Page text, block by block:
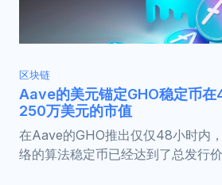
区块链
Aave的美元锚定GHO稳定币在
250万美元的市值
在Aave的GHO推出仅仅48小时内
络的算法稳定币已经达到了总发行